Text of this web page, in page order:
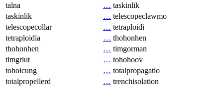
talna
… taskinlik
taskinlik
… telescopeclawmo
telescopecollar
… tetraploidi
tetraploidia
… thohonhen
thohonhen
… timgorman
timgriut
… tohohoov
tohoicung
… totalpropagatio
totalpropellerd
… trenchisolation